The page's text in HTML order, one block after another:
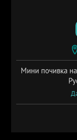
Мини почивка